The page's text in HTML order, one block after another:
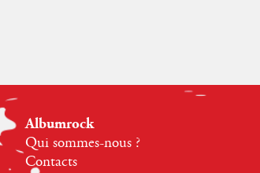
Albumrock
Qui sommes-nous ?
Contacts